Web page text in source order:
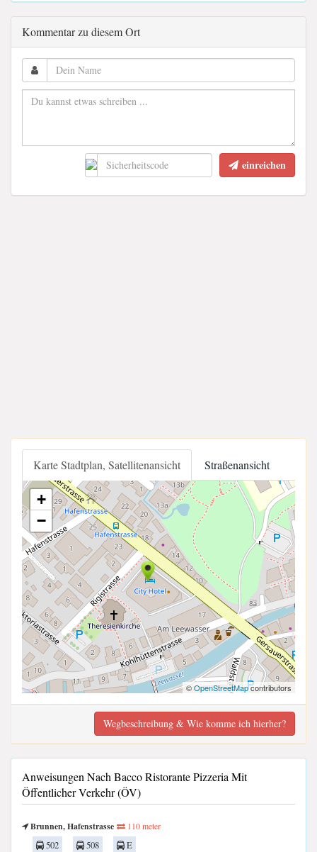
Kommentar zu diesem Ort
einreichen
Karte Stadtplan, Satellitenansicht Straßenansicht
+
−
©OpenStreetMapcontributors
Wegbeschreibung & Wie komme ich hierher?
Anweisungen Nach Bacco Ristorante Pizzeria Mit
Öffentlicher Verkehr (ÖV)
Brunnen, Hafenstrasse 110 meter
502 508
E